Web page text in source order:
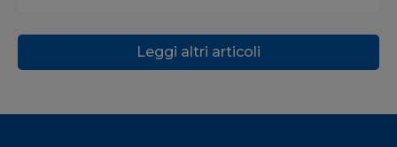
Leggi altri articoli